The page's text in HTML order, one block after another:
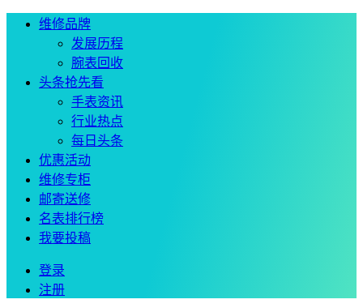
维修品牌
发展历程
腕表回收
头条抢先看
手表资讯
行业热点
每日头条
优惠活动
维修专柜
邮寄送修
名表排行榜
我要投稿
登录
注册